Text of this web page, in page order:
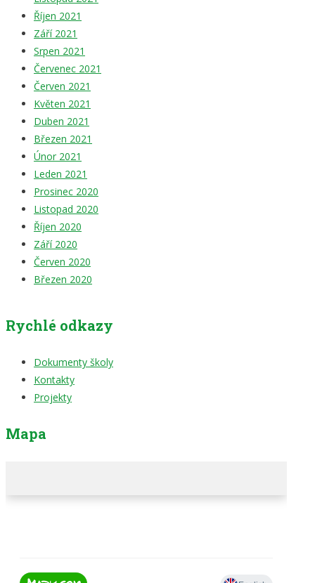
Říjen 2021
Září 2021
Srpen 2021
Červenec 2021
Červen 2021
Květen 2021
Duben 2021
Březen 2021
Únor 2021
Leden 2021
Prosinec 2020
Listopad 2020
Říjen 2020
Září 2020
Červen 2020
Březen 2020
Rychlé odkazy
Dokumenty školy
Kontakty
Projekty
Mapa